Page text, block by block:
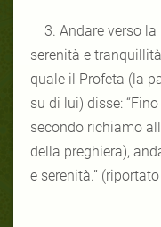
3. Andare verso
serenità e
quale il Profeta (la
su di lui) disse:
secondo richiamo
della preghiera),
e serenità.”